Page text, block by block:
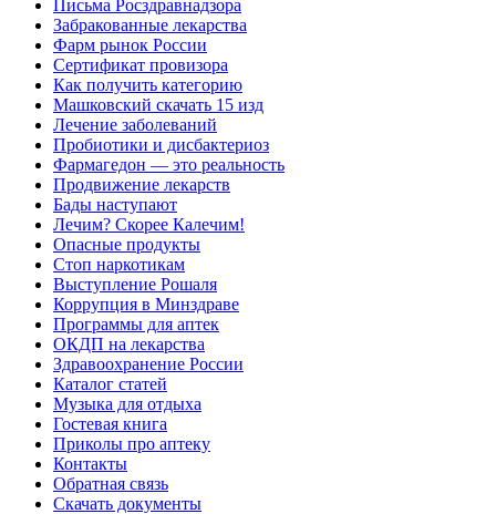
Письма Росздравнадзора
Забракованные лекарства
Фарм рынок России
Сертификат провизора
Как получить категорию
Машковский скачать 15 изд
Лечение заболеваний
Пробиотики и дисбактериоз
Фармагедон — это реальность
Продвижение лекарств
Бады наступают
Лечим? Скорее Калечим!
Опасные продукты
Стоп наркотикам
Выступление Рошаля
Коррупция в Минздраве
Программы для аптек
ОКДП на лекарства
Здравоохранение России
Каталог статей
Музыка для отдыха
Гостевая книга
Приколы про аптеку
Контакты
Обратная связь
Скачать документы